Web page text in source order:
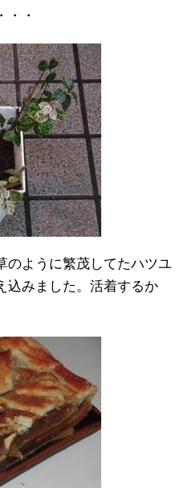
・・
のように繁茂してたハツユ
込みました。活着するか